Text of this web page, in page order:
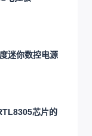
迷你数控电源
芯片的